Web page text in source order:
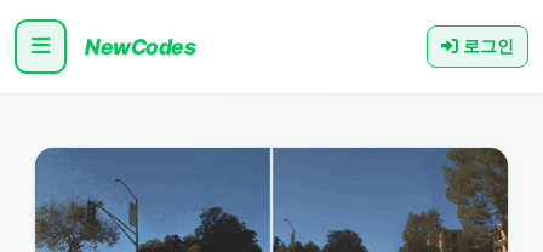
NewCodes 로그인